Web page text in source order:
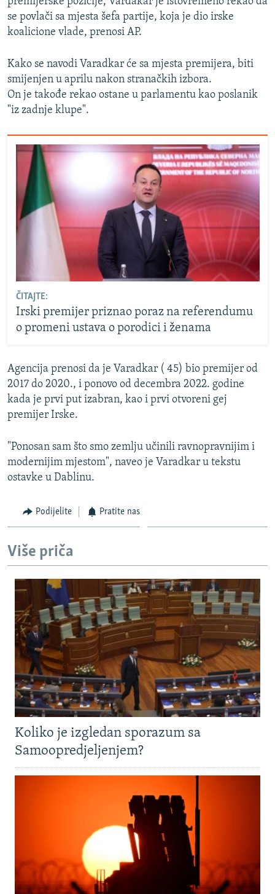
TRI DECENIJE OD RATA U BIH
SVE KARTE DEJTONA
se povlači sa mjesta šefa partije, koja je dio irske
koalicione vlade, prenosi AP.
Kako se navodi Varadkar će sa mjesta premijera, biti
smijenjen u aprilu nakon stranačkih izbora.
On je takođe rekao ostane u parlamentu kao poslanik
"iz zadnje klupe".
ČITAJTE:
Irski premijer priznao poraz na referendumu
o promeni ustava o porodici i ženama
Agencija prenosi da je Varadkar ( 45) bio premijer od
2017 do 2020., i ponovo od decembra 2022. godine
kada je prvi put izabran, kao i prvi otvoreni gej
premijer Irske.
"Ponosan sam što smo zemlju učinili ravnopravnijim i
modernijim mjestom", naveo je Varadkar u tekstu
ostavke u Dablinu.
Podijelite Pratite nas
Više priča
Koliko je izgledan sporazum sa
Samoopredjeljenjem?